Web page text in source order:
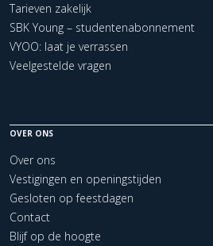
Tarieven zakelijk
SBK Young – studentenabonnement
VYOO: laat je verrassen
Veelgestelde vragen
OVER ONS
Over ons
Vestigingen en openingstijden
Gesloten op feestdagen
Contact
Blijf op de hoogte